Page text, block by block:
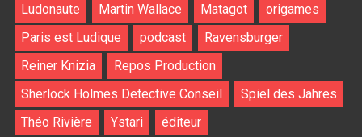
Ludonaute
Martin Wallace Matagot
origames
Paris est Ludique
podcast
Ravensburger
Reiner Knizia
Repos Production
Sherlock Holmes Detective Conseil
Spiel des Jahres
Théo Rivière
Ystari éditeur